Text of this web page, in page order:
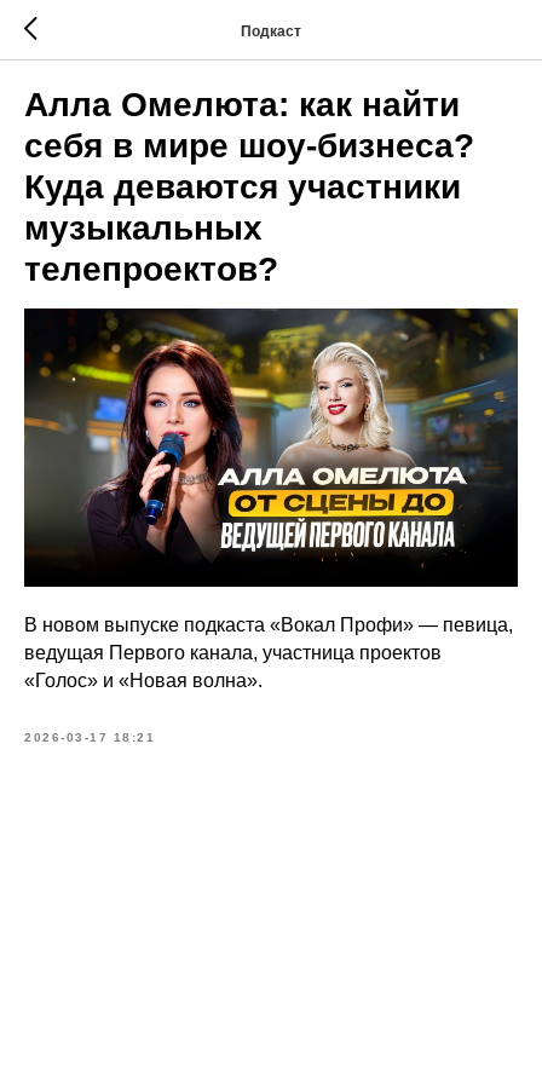
Подкаст
Алла Омелюта: как найти
себя в мире шоу-бизнеса?
Куда деваются участники
музыкальных
телепроектов?
В новом выпуске подкаста «Вокал Профи» — певица,
ведущая Первого канала, участница проектов
«Голос» и «Новая волна».
2026-03-17 18:21